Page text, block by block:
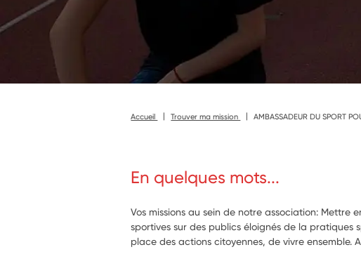
Accueil Trouver ma mission AMBASSADEUR DU SPORT
En quelques mots...
Vos missions au sein de notre association: Mettre
sportives sur des publics éloignés de la pratiques
place des actions citoyennes, de vivre ensemble.